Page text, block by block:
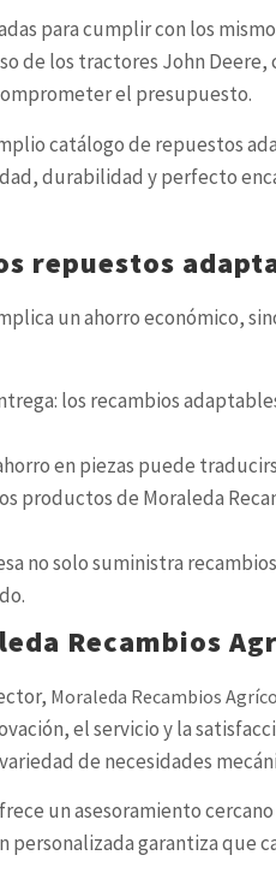
para cumplir con los
de los tractores John
el presupuesto.
catálogo de repuestos
durabilidad y perfecto
repuestos
un ahorro económico,
los recambios
en piezas puede
productos de Moraleda
no solo suministra
Recambios
Moraleda Recambios
el servicio y la
de necesidades
un asesoramiento
garantiza que